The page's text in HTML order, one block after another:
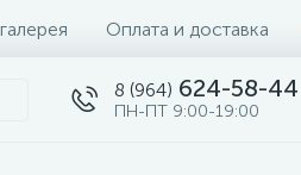
Оплата и доставка
8 (964) 624-58-44
ПН-ПТ 9:00-19:00